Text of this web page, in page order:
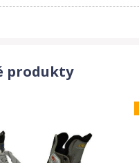
produkty